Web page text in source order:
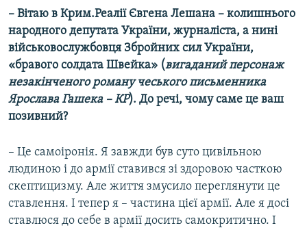
– Вітаю в Крим.Реалії Євгена Лешана – колишнього
народного депутата України, журналіста, а нині
військовослужбовця Збройних сил України,
«бравого солдата Швейка» (вигаданий персонаж
незакінченого роману чеського письменника
Ярослава Гашека – КР). До речі, чому саме це ваш
позивний?
– Це самоіронія. Я завжди був суто цивільною
людиною і до армії ставився зі здоровою часткою
скептицизму. Але життя змусило переглянути це
ставлення. І тепер я – частина цієї армії. Але я досі
ставлюся до себе в армії досить самокритично. І